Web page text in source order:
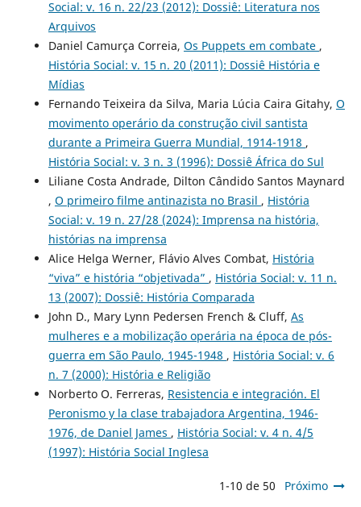
Social: v. 16 n. 22/23 (2012): Dossiê: Literatura nos
Arquivos
Daniel Camurça Correia, Os Puppets em combate ,
História Social: v. 15 n. 20 (2011): Dossiê História e
Mídias
Fernando Teixeira da Silva, Maria Lúcia Caira Gitahy, O
movimento operário da construção civil santista
durante a Primeira Guerra Mundial, 1914-1918 ,
História Social: v. 3 n. 3 (1996): Dossiê África do Sul
Liliane Costa Andrade, Dilton Cândido Santos Maynard
, O primeiro filme antinazista no Brasil , História
Social: v. 19 n. 27/28 (2024): Imprensa na história,
histórias na imprensa
Alice Helga Werner, Flávio Alves Combat, História
“viva” e história “objetivada” , História Social: v. 11 n.
13 (2007): Dossiê: História Comparada
John D., Mary Lynn Pedersen French & Cluff, As
mulheres e a mobilização operária na época de pós-
guerra em São Paulo, 1945-1948 , História Social: v. 6
n. 7 (2000): História e Religião
Norberto O. Ferreras, Resistencia e integración. El
Peronismo y la clase trabajadora Argentina, 1946-
1976, de Daniel James , História Social: v. 4 n. 4/5
(1997): História Social Inglesa
1-10 de 50 Próximo